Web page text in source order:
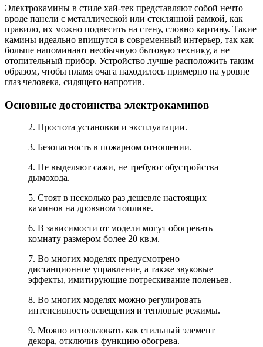
Электрокамины в стиле хай-тек представляют собой нечто
вроде панели с металлической или стеклянной рамкой, как
правило, их можно подвесить на стену, словно картину. Такие
камины идеально впишутся в современный интерьер, так как
больше напоминают необычную бытовую технику, а не
отопительный прибор. Устройство лучше расположить таким
образом, чтобы пламя очага находилось примерно на уровне
глаз человека, сидящего напротив.
Основные достоинства электрокаминов
2. Простота установки и эксплуатации.
3. Безопасность в пожарном отношении.
4. Не выделяют сажи, не требуют обустройства
дымохода.
5. Стоят в несколько раз дешевле настоящих
каминов на дровяном топливе.
6. В зависимости от модели могут обогревать
комнату размером более 20 кв.м.
7. Во многих моделях предусмотрено
дистанционное управление, а также звуковые
эффекты, имитирующие потрескивание поленьев.
8. Во многих моделях можно регулировать
интенсивность освещения и тепловые режимы.
9. Можно использовать как стильный элемент
декора, отключив функцию обогрева.